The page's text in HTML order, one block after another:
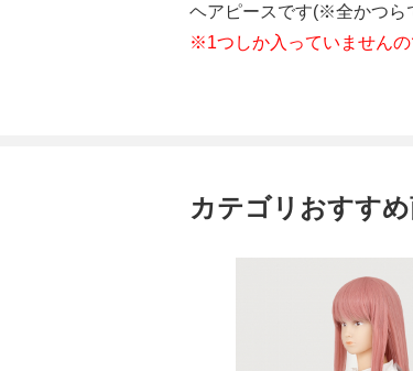
ヘアピースです(※全かつら
※1つしか入っていませんの
カテゴリおすす